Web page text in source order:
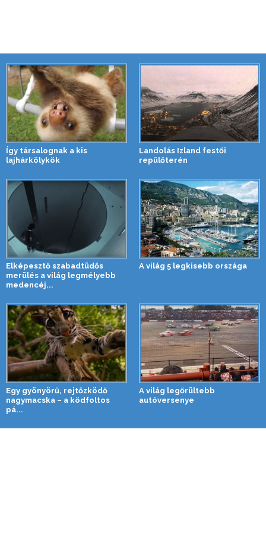
Így társalognak a kis
lajhárkölykök
Landolás Izland festői
repülőterén
Elképesztő szabadtüdős
merülés a világ legmélyebb
medencéj...
A világ 5 legkisebb országa
Egy gyönyörű, rejtőzködő
nagymacska – a ködfoltos
pá...
A világ legőrültebb
autóversenye